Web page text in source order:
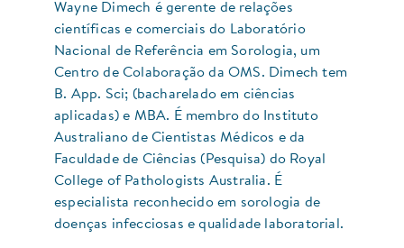
Wayne Dimech é gerente de relações
científicas e comerciais do Laboratório
Nacional de Referência em Sorologia, um
Centro de Colaboração da OMS. Dimech tem
B. App. Sci; (bacharelado em ciências
aplicadas) e MBA. É membro do Instituto
Australiano de Cientistas Médicos e da
Faculdade de Ciências (Pesquisa) do Royal
College of Pathologists Australia. É
especialista reconhecido em sorologia de
doenças infecciosas e qualidade laboratorial.